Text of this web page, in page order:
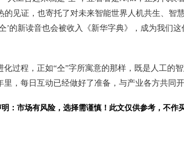
的见证，也寄托了对未来智能世界人机共生、智
’的新读音也会被收入《新华字典》，成为我们
化过程，正如“仝”字所寓意的那样，既是人工的
里，每日互动已经做好了准备，与产业各方共同
：市场有风险，选择需谨慎！此文仅供参考，不作